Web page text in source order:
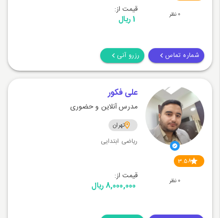
0 نظر قیمت از:
1 ریال
شماره تماس رزرو آنی
3.58
0 نظر
علی فکور
مدرس آنلاین و حضوری
تهران
ریاضی ابتدایی
قیمت از:
8,000,000 ریال